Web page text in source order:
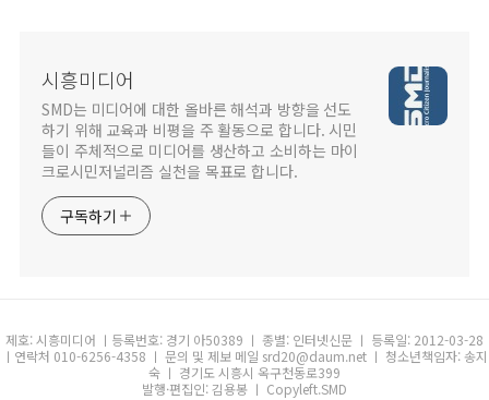
시흥미디어
SMD는 미디어에 대한 올바른 해석과 방향을 선도
하기 위해 교육과 비평을 주 활동으로 합니다. 시민
들이 주체적으로 미디어를 생산하고 소비하는 마이
크로시민저널리즘 실천을 목표로 합니다.
구독하기
제호: 시흥미디어 ㅣ등록번호: 경기 아50389 ㅣ 종별: 인터넷신문 ㅣ 등록일: 2012-03-28
ㅣ연락처 010-6256-4358 ㅣ 문의 및 제보 메일 srd20@daum.net ㅣ 청소년책임자: 송지
숙 ㅣ 경기도 시흥시 옥구천동로399
발행·편집인: 김용봉 ㅣ Copyleft.SMD